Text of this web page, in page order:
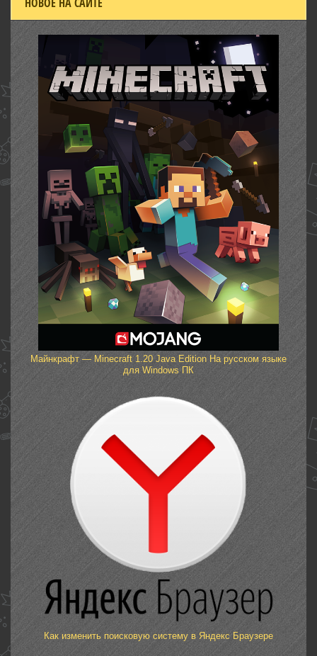
Майнкрафт — Minecraft 1.20 Java Edition На русском языке
для Windows ПК
Как изменить поисковую систему в Яндекс Браузере